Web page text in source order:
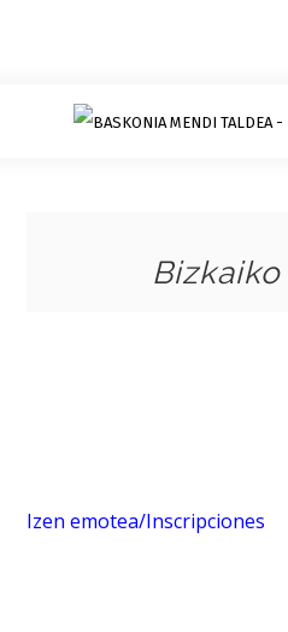
Izen emotea/Inscripciones